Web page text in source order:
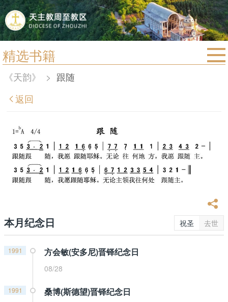
精选书籍
首页
宗教法规
教区简介
信仰文萃
教会圣月
《天韵》 > 跟随
返回
本月纪念日 祝圣 去世
1991 方会敏(安多尼)晋铎纪念日
08/28
1991 桑博(斯德望)晋铎纪念日